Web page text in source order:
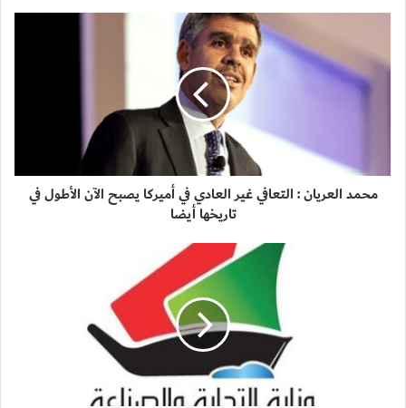
محمد العريان : التعافي غير العادي في أميركا يصبح الآن الأطول في
تاريخها أيضا